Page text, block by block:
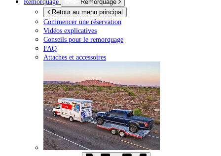
Remorquage
Retour au menu principal
Commencer une réservation
Vidéos explicatives
Conseils pour le remorquage
FAQ
Attaches et accessoires